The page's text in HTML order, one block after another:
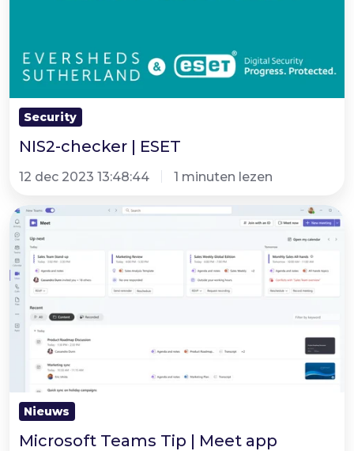
Security
NIS2-checker | ESET
12 dec 2023 13:48:44 1 minuten lezen
Microsoft
Teams
Tip
|
Meet
app
Nieuws
Microsoft Teams Tip | Meet app